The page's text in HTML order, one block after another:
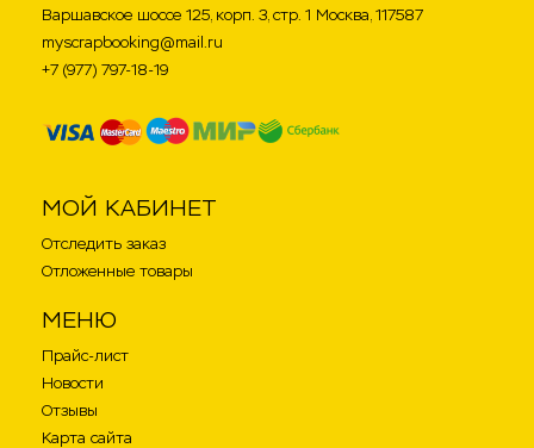
Варшавское шоссе 125, корп. 3, стр. 1 Москва, 117587
myscrapbooking@mail.ru
+7 (977) 797-18-19
МОЙ КАБИНЕТ
Отследить заказ
Отложенные товары
МЕНЮ
Прайс-лист
Новости
Отзывы
Карта сайта